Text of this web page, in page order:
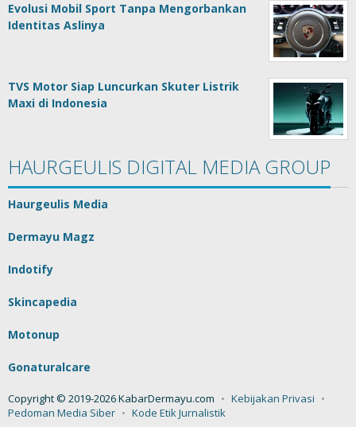
Evolusi Mobil Sport Tanpa Mengorbankan
Identitas Aslinya
TVS Motor Siap Luncurkan Skuter Listrik
Maxi di Indonesia
HAURGEULIS DIGITAL MEDIA GROUP
Haurgeulis Media
Dermayu Magz
Indotify
Skincapedia
Motonup
Gonaturalcare
Copyright © 2019-2026 KabarDermayu.com
Kebijakan Privasi
Pedoman Media Siber
Kode Etik Jurnalistik